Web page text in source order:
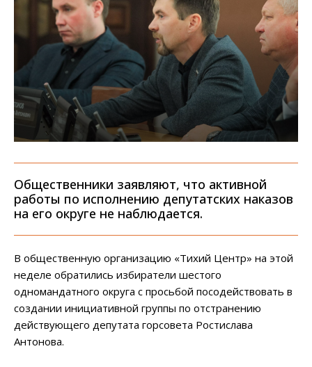
Общественники заявляют, что активной
работы по исполнению депутатских наказов
на его округе не наблюдается.
В общественную организацию «Тихий Центр» на этой
неделе обратились избиратели шестого
одномандатного округа с просьбой посодействовать в
создании инициативной группы по отстранению
действующего депутата горсовета Ростислава
Антонова.